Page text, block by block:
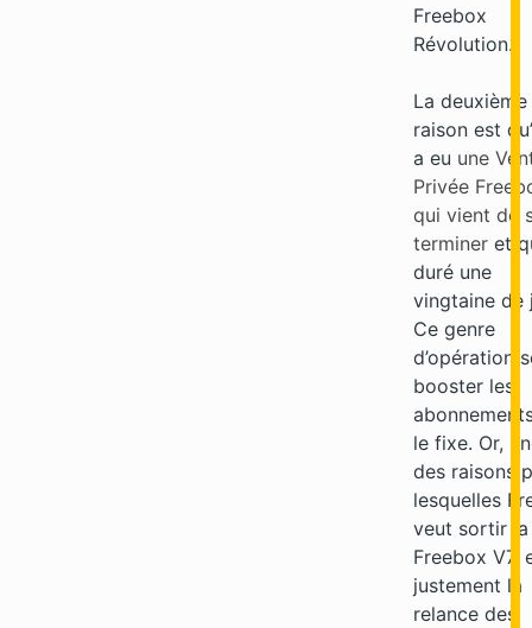
Freebox
Révolution.
La deuxième
raison est
a eu une
Privée
qui vient de
terminer et
duré une
vingtaine de
Ce genre
d’opération
booster les
le fixe. Or,
des raisons
lesquelles
veut sortir la
Freebox V7,
justement la
relance des